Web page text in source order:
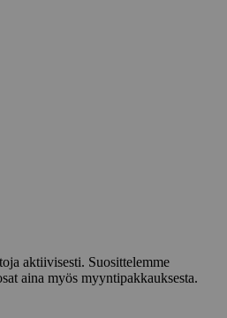
aktiivisesti. Suosittelemme
aina myös myyntipakkauksesta.